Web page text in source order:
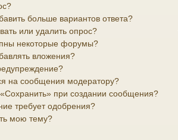
больше вариантов ответа?
или удалить опрос?
некоторые форумы?
вложения?
на сообщения модератору?
«Сохранить» при создании сообщения?
требует одобрения?
мою тему?